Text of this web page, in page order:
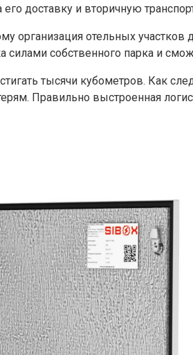
доставку и вторичную
организация отельных
силами собственного парка и
тысячи кубометров. Как
Правильно выстроенная